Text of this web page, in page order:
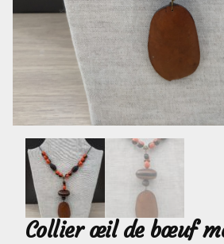
Collier œil de bœuf